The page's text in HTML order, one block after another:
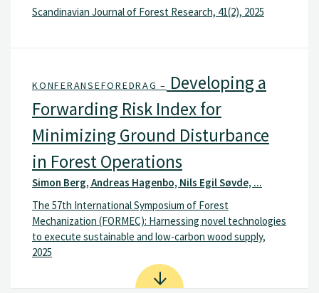
Scandinavian Journal of Forest Research, 41(2), 2025
KONFERANSEFOREDRAG – Developing a
Forwarding Risk Index for
Minimizing Ground Disturbance
in Forest Operations
Simon Berg, Andreas Hagenbo, Nils Egil Søvde, ...
The 57th International Symposium of Forest
Mechanization (FORMEC): Harnessing novel technologies
to execute sustainable and low-carbon wood supply,
2025